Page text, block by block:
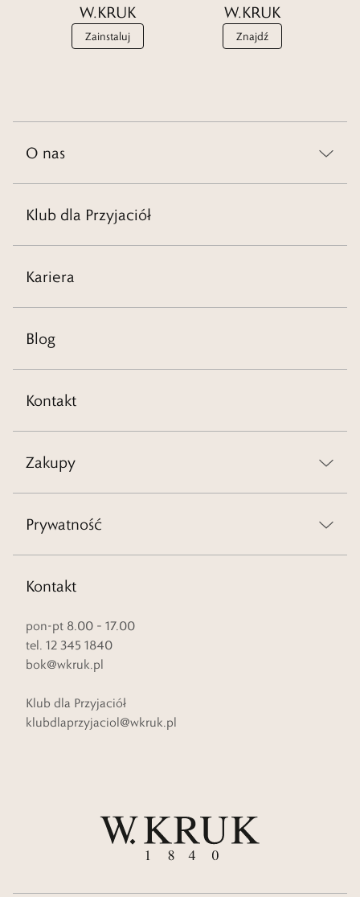
W.KRUK
Zainstaluj
W.KRUK
Znajdź
O nas
Klub dla Przyjaciół
Kariera
Blog
Kontakt
Zakupy
Prywatność
Kontakt
pon-pt 8.00 – 17.00
tel. 12 345 1840
bok@wkruk.pl
Klub dla Przyjaciół
klubdlaprzyjaciol@wkruk.pl